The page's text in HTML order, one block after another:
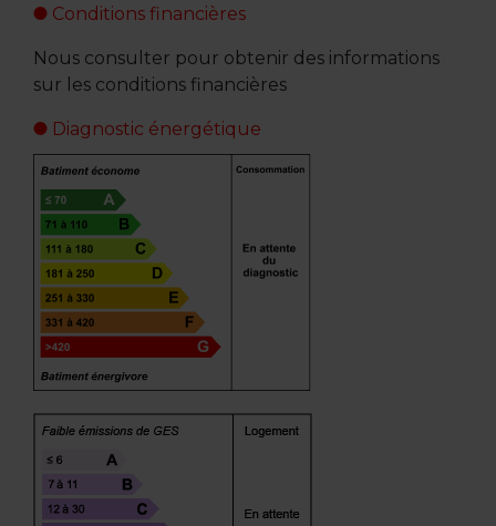
Conditions financières
Nous consulter pour obtenir des informations
sur les conditions financières
Diagnostic énergétique